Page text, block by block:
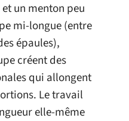
un menton peu
mi-longue (entre
épaules),
créent des
qui allongent
Le travail
elle-même